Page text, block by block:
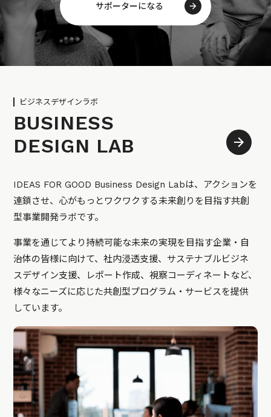
サポーターになる
ビジネスデザインラボ
BUSINESS
DESIGN LAB
IDEAS FOR GOOD Business Design Labは、アクションを
連鎖させ、心がもっとワクワクする未来創りを目指す共創
型事業開発ラボです。
事業を通じてより持続可能な未来の実現を目指す企業・自
治体の皆様に向けて、社内浸透支援、サステナブルビジネ
スデザイン支援、レポート作成、視察コーディネートなど、
様々なニーズに応じた共創型プログラム・サービスを提供
しています。